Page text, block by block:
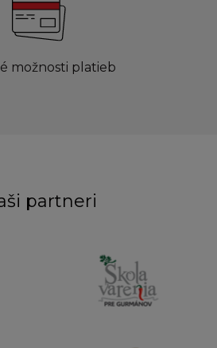
možnosti platieb
partneri